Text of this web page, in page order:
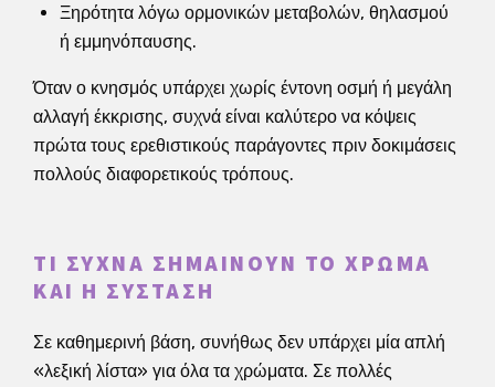
Ξηρότητα λόγω ορμονικών μεταβολών, θηλασμού
ή εμμηνόπαυσης.
Όταν ο κνησμός υπάρχει χωρίς έντονη οσμή ή μεγάλη
αλλαγή έκκρισης, συχνά είναι καλύτερο να κόψεις
πρώτα τους ερεθιστικούς παράγοντες πριν δοκιμάσεις
πολλούς διαφορετικούς τρόπους.
ΤΙ ΣΥΧΝΆ ΣΗΜΑΊΝΟΥΝ ΤΟ ΧΡΏΜΑ
ΚΑΙ Η ΣΎΣΤΑΣΗ
Σε καθημερινή βάση, συνήθως δεν υπάρχει μία απλή
«λεξική λίστα» για όλα τα χρώματα. Σε πολλές